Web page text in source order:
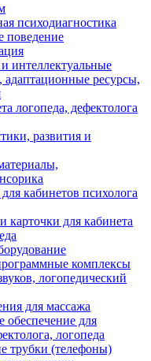
психодиагностика
поведение
интеллектуальные
адаптационные ресурсы,
логопеда, дефектолога
развития и
кабинетов психолога
карточки для кабинета
комплексы
логопедический
для массажа
обеспечение для
логопеда
трубки (телефоны)